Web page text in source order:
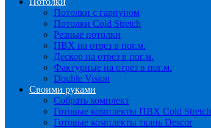
Потолки с гарпуном
Потолки Cold Stretch
Резные потолки
ПВХ на отрез в пог.м.
Дескор на отрез в пог.м.
Фактурные на отрез в пог.м.
Double Vision
Своими руками
Собрать комплект
Готовые комплекты ПВХ Cold Stretch
Готовые комплекты ткань Descor